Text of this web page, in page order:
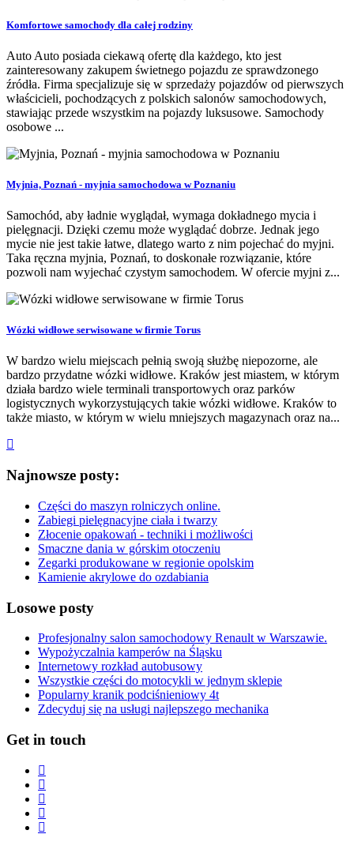
Komfortowe samochody dla całej rodziny
Auto Auto posiada ciekawą ofertę dla każdego, kto jest
zainteresowany zakupem świetnego pojazdu ze sprawdzonego
źródła. Firma specjalizuje się w sprzedaży pojazdów od pierwszych
właścicieli, pochodzących z polskich salonów samochodowych,
stawiając przede wszystkim na pojazdy luksusowe. Samochody
osobowe ...
Myjnia, Poznań - myjnia samochodowa w Poznaniu
Samochód, aby ładnie wyglądał, wymaga dokładnego mycia i
pielęgnacji. Dzięki czemu może wyglądać dobrze. Jednak jego
mycie nie jest takie łatwe, dlatego warto z nim pojechać do myjni.
Taka ręczna myjnia, Poznań, to doskonałe rozwiązanie, które
pozwoli nam wyjechać czystym samochodem. W ofercie myjni z...
Wózki widłowe serwisowane w firmie Torus
W bardzo wielu miejscach pełnią swoją służbę niepozorne, ale
bardzo przydatne wózki widłowe. Kraków jest miastem, w którym
działa bardzo wiele terminali transportowych oraz parków
logistycznych wykorzystujących takie wózki widłowe. Kraków to
także miasto, w którym w wielu mniejszych magazynach oraz na...
Najnowsze posty:
Części do maszyn rolniczych online.
Zabiegi pielęgnacyjne ciała i twarzy
Złocenie opakowań - techniki i możliwości
Smaczne dania w górskim otoczeniu
Zegarki produkowane w regionie opolskim
Kamienie akrylowe do ozdabiania
Losowe posty
Profesjonalny salon samochodowy Renault w Warszawie.
Wypożyczalnia kamperów na Śląsku
Internetowy rozkład autobusowy
Wszystkie części do motocykli w jednym sklepie
Popularny kranik podciśnieniowy 4t
Zdecyduj się na usługi najlepszego mechanika
Get in touch